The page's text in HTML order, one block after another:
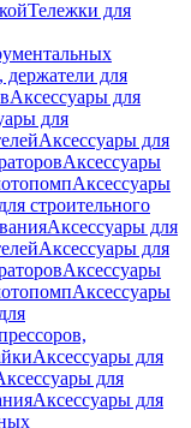
Тележки для
для
Аксессуары для
для
Аксессуары для
Аксессуары
Аксессуары
строительного
Аксессуары для
Аксессуары для
Аксессуары
Аксессуары
Аксессуары для
для
Аксессуары для